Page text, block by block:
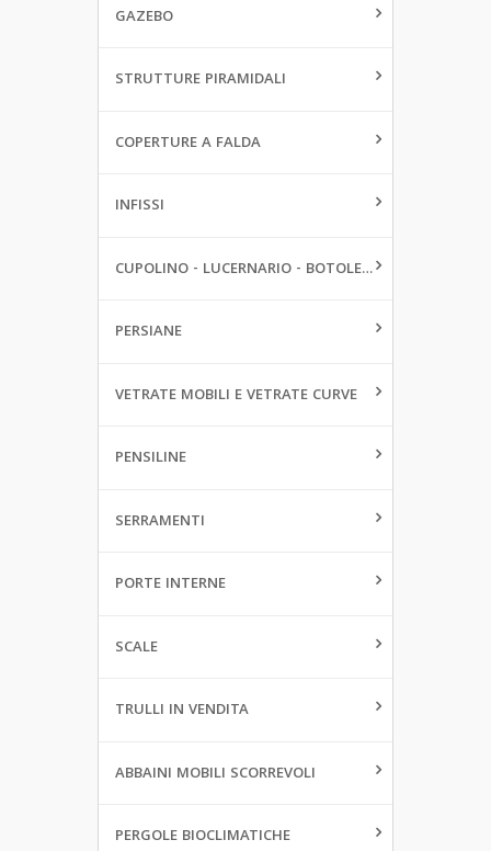
GAZEBO
STRUTTURE PIRAMIDALI
COPERTURE A FALDA
INFISSI
CUPOLINO - LUCERNARIO - BOTOLE DA PAVIMENTO
PERSIANE
VETRATE MOBILI E VETRATE CURVE
PENSILINE
SERRAMENTI
PORTE INTERNE
SCALE
TRULLI IN VENDITA
ABBAINI MOBILI SCORREVOLI
PERGOLE BIOCLIMATICHE